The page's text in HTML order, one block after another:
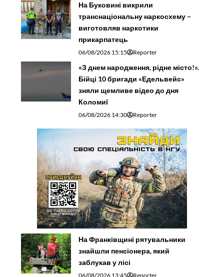
На Буковині викрили
транснаціональну наркосхему –
виготовляв наркотики
прикарпатець
06/08/2026 15:15 Reporter
«З днем народження, рідне місто!».
Бійці 10 бригади «Едельвейс»
зняли щемливе відео до дня
Коломиї
06/08/2026 14:30 Reporter
На Франківщині рятувальники
знайшли пенсіонера, який
заблукав у лісі
06/08/2026 13:45 Reporter